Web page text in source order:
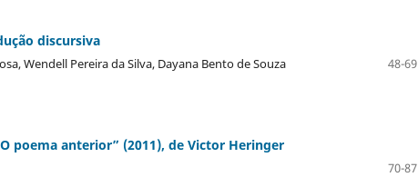
discursiva
Wendell Pereira da Silva, Dayana Bento de Souza
48-69
poema anterior” (2011), de Victor Heringer
70-87